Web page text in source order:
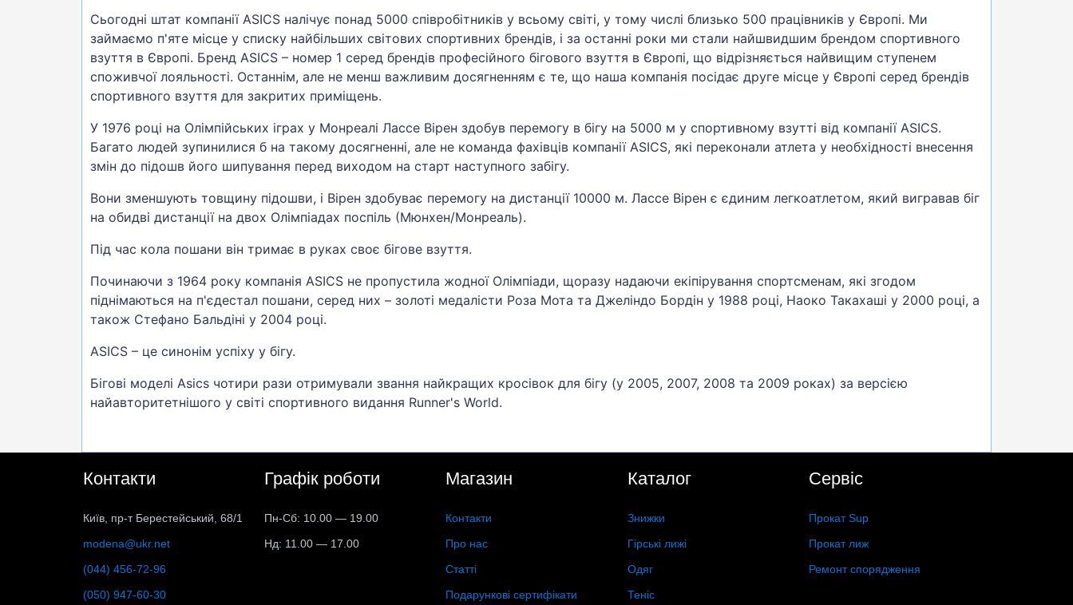
Сьогодні штат компанії ASICS налічує понад 5000 співробітників у всьому світі, у тому числі близько 500 працівників у Європі. Ми
займаємо п'яте місце у списку найбільших світових спортивних брендів, і за останні роки ми стали найшвидшим брендом спортивного
взуття в Європі. Бренд ASICS – номер 1 серед брендів професійного бігового взуття в Європі, що відрізняється найвищим ступенем
споживчої лояльності. Останнім, але не менш важливим досягненням є те, що наша компанія посідає друге місце у Європі серед брендів
спортивного взуття для закритих приміщень.
У 1976 році на Олімпійських іграх у Монреалі Лассе Вірен здобув перемогу в бігу на 5000 м у спортивному взутті від компанії ASICS.
Багато людей зупинилися б на такому досягненні, але не команда фахівців компанії ASICS, які переконали атлета у необхідності внесення
змін до підошв його шипування перед виходом на старт наступного забігу.
Вони зменшують товщину підошви, і Вірен здобуває перемогу на дистанції 10000 м. Лассе Вірен є єдиним легкоатлетом, який вигравав біг
на обидві дистанції на двох Олімпіадах поспіль (Мюнхен/Монреаль).
Під час кола пошани він тримає в руках своє бігове взуття.
Починаючи з 1964 року компанія ASICS не пропустила жодної Олімпіади, щоразу надаючи екіпірування спортсменам, які згодом
піднімаються на п'єдестал пошани, серед них – золоті медалісти Роза Мота та Джеліндо Бордін у 1988 році, Наоко Такахаші у 2000 році, а
також Стефано Бальдіні у 2004 році.
ASICS – це синонім успіху у бігу.
Бігові моделі Asics чотири рази отримували звання найкращих кросівок для бігу (у 2005, 2007, 2008 та 2009 роках) за версією
найавторитетнішого у світі спортивного видання Runner's World.
Контакти
Київ, пр-т Берестейський, 68/1
modena@ukr.net
(044) 456-72-96
(050) 947-60-30
Графік роботи
Пн-Сб: 10.00 — 19.00
Нд: 11.00 — 17.00
Магазин
Контакти
Про нас
Статті
Подарункові сертифікати
Каталог
Знижки
Гірські лижі
Одяг
Теніс
Сервіс
Прокат Sup
Прокат лиж
Ремонт спорядження